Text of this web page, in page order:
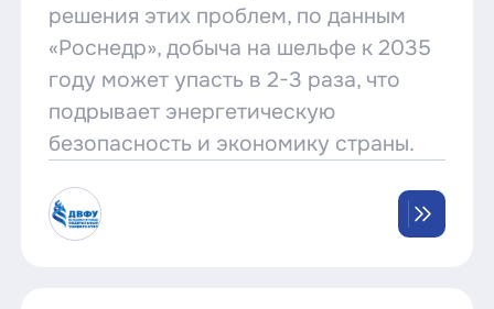
решения этих проблем, по данным
«Роснедр», добыча на шельфе к 2035
году может упасть в 2-3 раза, что
подрывает энергетическую
безопасность и экономику страны.